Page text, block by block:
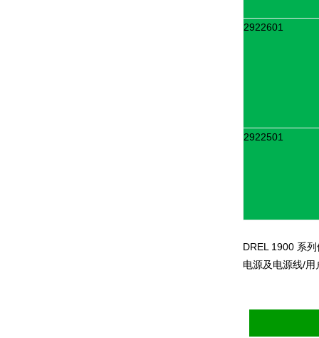
2922601
2922501
DREL 1900 系
电源及电源线/用